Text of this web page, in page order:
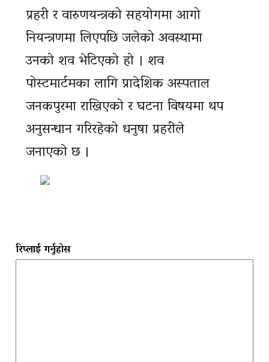
प्रहरी र वारुणयन्त्रको सहयोगमा आगो
नियन्त्रणमा लिएपछि जलेको अवस्थामा
उनको शव भेटिएको हो । शव
पोस्टमार्टमका लागि प्रादेशिक अस्पताल
जनकपुरमा राखिएको र घटना विषयमा थप
अनुसन्धान गरिरहेको धनुषा प्रहरीले
जनाएको छ ।
रिप्लाई गर्नुहोस